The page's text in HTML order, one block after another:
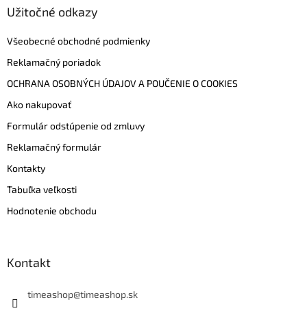
Užitočné odkazy
Všeobecné obchodné podmienky
Reklamačný poriadok
OCHRANA OSOBNÝCH ÚDAJOV A POUČENIE O COOKIES
Ako nakupovať
Formulár odstúpenie od zmluvy
Reklamačný formulár
Kontakty
Tabuľka veľkosti
Hodnotenie obchodu
Kontakt
timeashop@timeashop.sk